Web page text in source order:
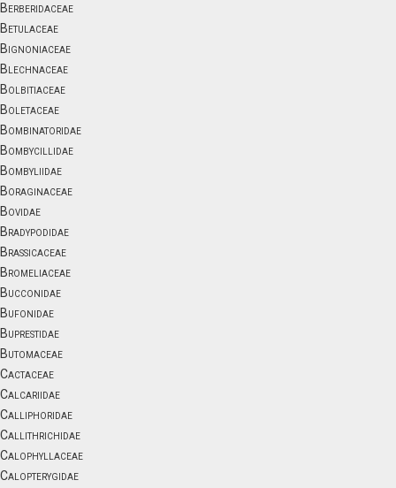
Berberidaceae
Betulaceae
Bignoniaceae
Blechnaceae
Bolbitiaceae
Boletaceae
Bombinatoridae
Bombycillidae
Bombyliidae
Boraginaceae
Bovidae
Bradypodidae
Brassicaceae
Bromeliaceae
Bucconidae
Bufonidae
Buprestidae
Butomaceae
Cactaceae
Calcariidae
Calliphoridae
Callithrichidae
Calophyllaceae
Calopterygidae